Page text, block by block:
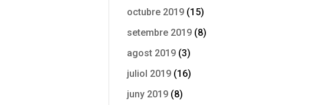
octubre 2019 (15)
setembre 2019 (8)
agost 2019 (3)
juliol 2019 (16)
juny 2019 (8)